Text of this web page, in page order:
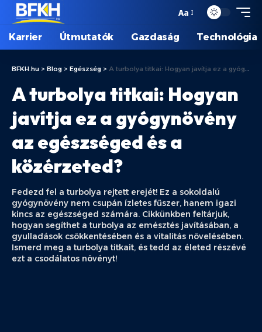
Aa
Karrier Útmutatók Gazdaság Technológia
BFKH.hu > Blog > Egészség > A turbolya titkai: Hogyan javítja ez a gyógynövény az egészséged és a közérzeted?
A turbolya titkai: Hogyan
javítja ez a gyógynövény
az egészséged és a
közérzeted?
Fedezd fel a turbolya rejtett erejét! Ez a sokoldalú
gyógynövény nem csupán ízletes fűszer, hanem igazi
kincs az egészséged számára. Cikkünkben feltárjuk,
hogyan segíthet a turbolya az emésztés javításában, a
gyulladások csökkentésében és a vitalitás növelésében.
Ismerd meg a turbolya titkait, és tedd az életed részévé
ezt a csodálatos növényt!